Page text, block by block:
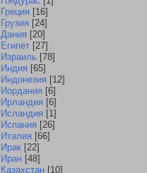
Греция [16]
Грузия [24]
Дания [20]
Египет [27]
Израиль [78]
Индия [65]
Индонезия [12]
Иордания [6]
Ирландия [6]
Исландия [1]
Испания [26]
Италия [66]
Ирак [22]
Иран [48]
Казахстан [10]